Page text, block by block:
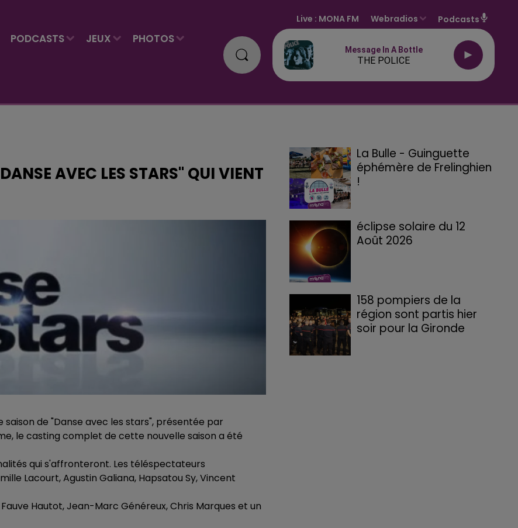
PODCASTS JEUX PHOTOS
Live : MONA FM Webradios Podcasts
Message In A Bottle
THE POLICE
AVEC LES STARS" QUI VIENT
saison de "Danse avec les stars", présentée par
le casting complet de cette nouvelle saison a été
qui s'affronteront. Les téléspectateurs
Lacourt, Agustin Galiana, Hapsatou Sy, Vincent
Hautot, Jean-Marc Généreux, Chris Marques et un
La Bulle - Guinguette
éphémère de Frelinghien
!
éclipse solaire du 12
Août 2026
158 pompiers de la
région sont partis hier
soir pour la Gironde